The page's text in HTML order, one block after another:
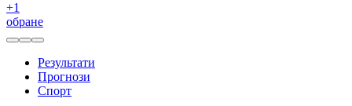
+1
обране
Результати
Прогнози
Спорт